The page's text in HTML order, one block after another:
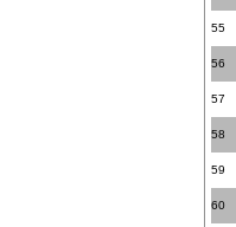
55
56
57
58
59
60